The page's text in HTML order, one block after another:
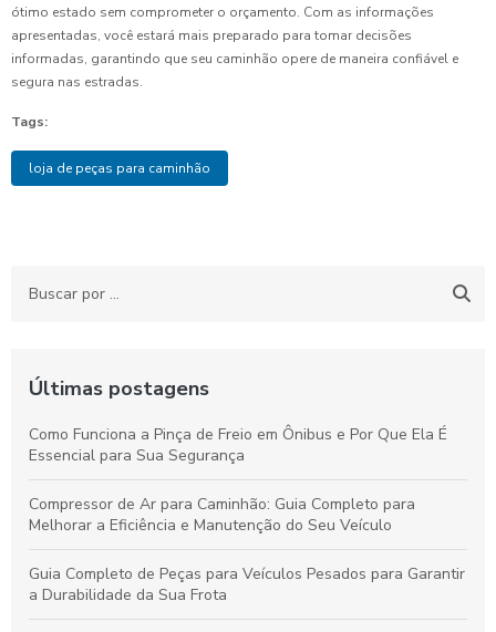
ótimo estado sem comprometer o orçamento. Com as informações
apresentadas, você estará mais preparado para tomar decisões
informadas, garantindo que seu caminhão opere de maneira confiável e
segura nas estradas.
Tags:
loja de peças para caminhão
Últimas postagens
Como Funciona a Pinça de Freio em Ônibus e Por Que Ela É
Essencial para Sua Segurança
Compressor de Ar para Caminhão: Guia Completo para
Melhorar a Eficiência e Manutenção do Seu Veículo
Guia Completo de Peças para Veículos Pesados para Garantir
a Durabilidade da Sua Frota